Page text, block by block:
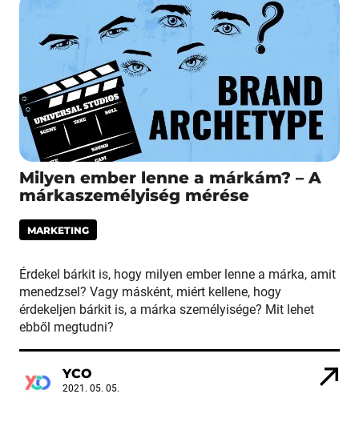
Milyen ember lenne a márkám? – A
márkaszemélyiség mérése
MARKETING
Érdekel bárkit is, hogy milyen ember lenne a márka, amit
menedzsel? Vagy másként, miért kellene, hogy
érdekeljen bárkit is, a márka személyisége? Mit lehet
ebből megtudni?
YCO
2021. 05. 05.